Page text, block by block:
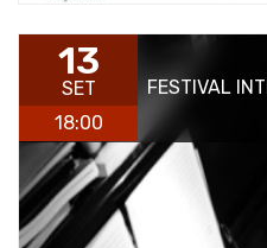
13
SET
18:00
FESTIVAL